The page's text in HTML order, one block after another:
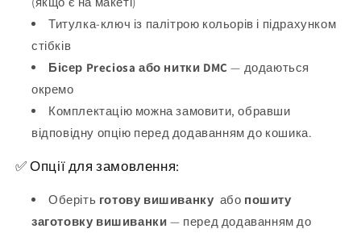
Титулка-ключ із палітрою кольорів і підрахунком
стібків
Бісер Preciosa або нитки DMC — додаються
окремо
Комплектацію можна замовити, обравши
відповідну опцію перед додаванням до кошика.
✅ Опції для замовлення:
Оберіть готову вишиванку або пошиту
заготовку вишиванки — перед додаванням до